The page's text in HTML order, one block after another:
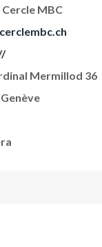
Cercle MBC
Mermillod 36